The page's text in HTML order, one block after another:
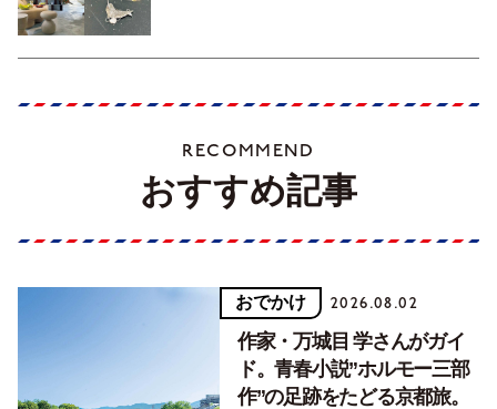
RECOMMEND
おすすめ記事
おでかけ 2026.08.02
作家・万城目 学さんがガイ
ド。青春小説”ホルモー三部
作”の足跡をたどる京都旅。